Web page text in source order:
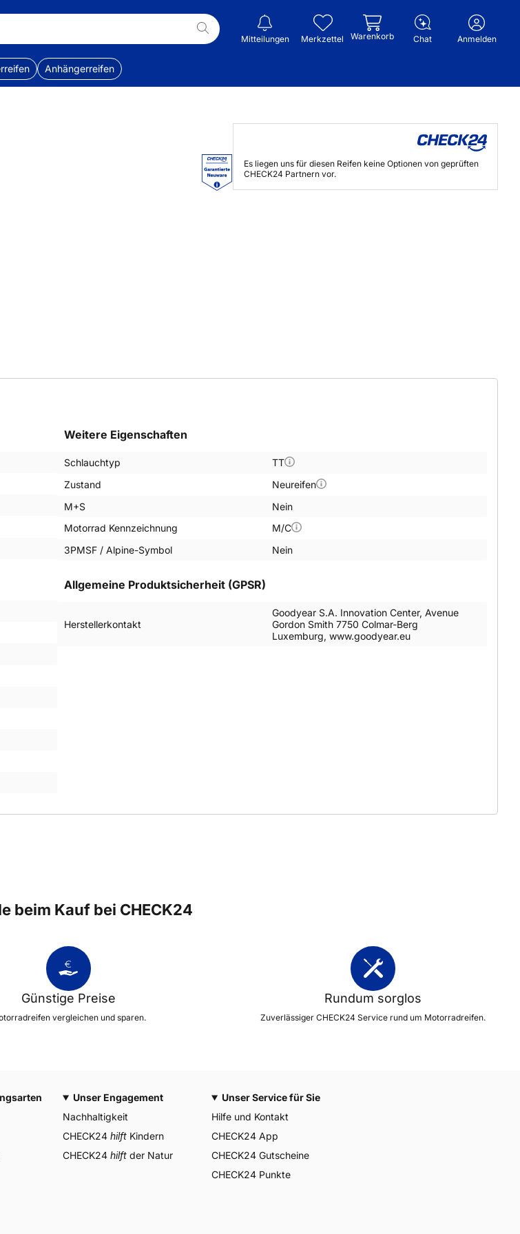
Mitteilungen Merkzettel Warenkorb Chat Anmelden
Anhängerreifen
Es liegen uns für diesen Reifen keine Optionen von geprüften
CHECK24 Partnern vor.
Weitere Eigenschaften
Schlauchtyp
TT
Zustand
Neureifen
M+S
Nein
Motorrad Kennzeichnung
M/C
3PMSF / Alpine-Symbol
Nein
Allgemeine Produktsicherheit (GPSR)
Herstellerkontakt
Goodyear S.A. Innovation Center, Avenue
Gordon Smith 7750 Colmar-Berg
Luxemburg, www.goodyear.eu
beim Kauf bei CHECK24
Günstige Preise
vergleichen und sparen.
Rundum sorglos
Zuverlässiger CHECK24 Service rund um Motorradreifen.
Unser Engagement
Nachhaltigkeit
CHECK24 hilft Kindern
CHECK24 hilft der Natur
Unser Service für Sie
Hilfe und Kontakt
CHECK24 App
CHECK24 Gutscheine
CHECK24 Punkte